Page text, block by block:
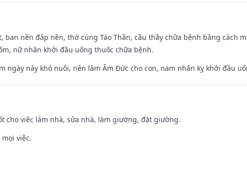
ban nền đắp nền, thờ cúng Táo Thần, cầu thầy chữa bệnh bằng cách
nữ nhân khởi đầu uống thuốc chữa bệnh.
ngày này khó nuôi, nên làm Âm Đức cho con, nam nhân kỵ khởi đầu
cho việc làm nhà, sửa nhà, làm giường, đặt giường.
mọi việc.